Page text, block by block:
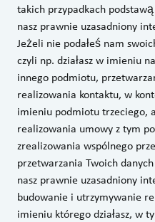
takich przypadkach
nasz prawnie uzasadniony
Jeżeli nie podałeś nam
czyli np. działasz w imieniu
innego podmiotu,
realizowania kontaktu, w
imieniu podmiotu trzeciego,
realizowania umowy z tym
zrealizowania wspólnego
przetwarzania Twoich
nasz prawnie uzasadniony
budowanie i utrzymywanie
imieniu którego działasz, w